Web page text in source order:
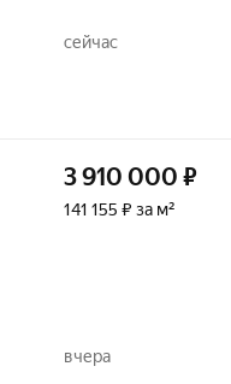
сейчас
3 910 000 ₽
141 155 ₽ за м²
вчера